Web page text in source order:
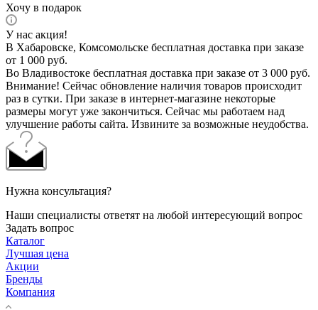
Хочу в подарок
У нас акция!
В Хабаровске, Комсомольске бесплатная доставка при заказе
от 1 000 руб.
Во Владивостоке бесплатная доставка при заказе от 3 000 руб.
Внимание! Сейчас обновление наличия товаров происходит
раз в сутки. При заказе в интернет-магазине некоторые
размеры могут уже закончиться. Сейчас мы работаем над
улучшение работы сайта. Извините за возможные неудобства.
Нужна консультация?
Наши специалисты ответят на любой интересующий вопрос
Задать вопрос
Каталог
Лучшая цена
Акции
Бренды
Компания